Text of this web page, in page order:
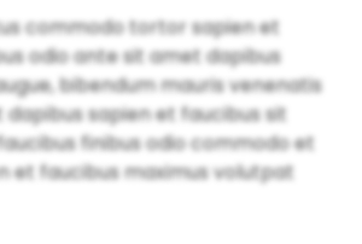
commodo tortor sapien et
odio ante sit amet dapibus
bibendum mauris venenatis
sapien et faucibus sit
finibus odio commodo et
et faucibus maximus volutpat